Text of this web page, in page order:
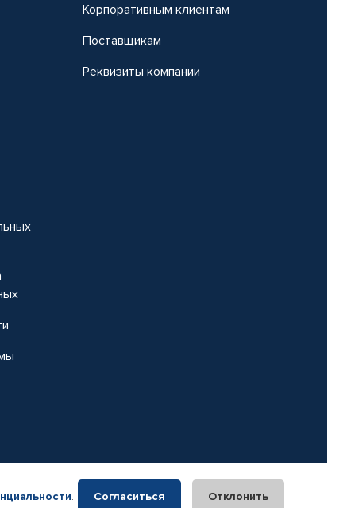
Корпоративным клиентам
Поставщикам
Реквизиты компании
. Согласиться Отклонить